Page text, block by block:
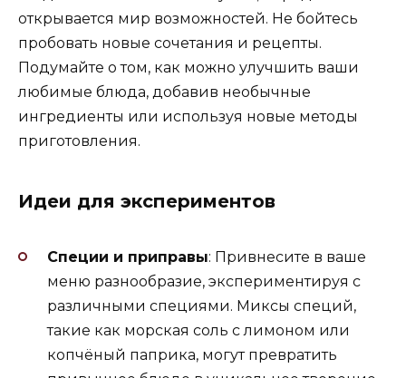
открывается мир возможностей. Не бойтесь
пробовать новые сочетания и рецепты.
Подумайте о том, как можно улучшить ваши
любимые блюда, добавив необычные
ингредиенты или используя новые методы
приготовления.
Идеи для экспериментов
Специи и приправы: Привнесите в ваше
меню разнообразие, экспериментируя с
различными специями. Миксы специй,
такие как морская соль с лимоном или
копчёный паприка, могут превратить